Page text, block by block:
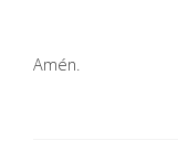
Amén.